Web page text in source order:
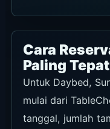
Cara
Paling Tepat
Untuk Daybed,
mulai dari
tanggal, jumlah